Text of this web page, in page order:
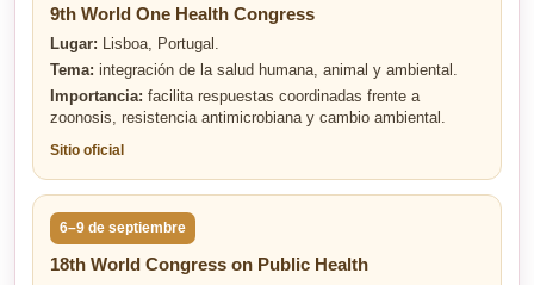
9th World One Health Congress
Lugar: Lisboa, Portugal.
Tema: integración de la salud humana, animal y ambiental.
Importancia: facilita respuestas coordinadas frente a
zoonosis, resistencia antimicrobiana y cambio ambiental.
Sitio oficial
6–9 de septiembre
18th World Congress on Public Health